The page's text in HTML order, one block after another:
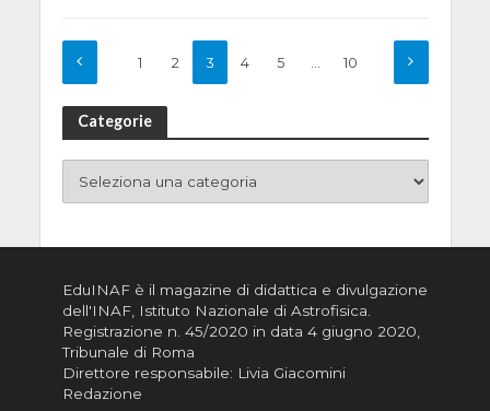
1 2 3 4 5 10
Categorie
EduINAF è il magazine di didattica e divulgazione
dell'INAF, Istituto Nazionale di Astrofisica
Registrazione n. 45/2020 in data 4 giugno 2020,
Tribunale di Roma
Direttore responsabile: Livia Giacomini
Redazione